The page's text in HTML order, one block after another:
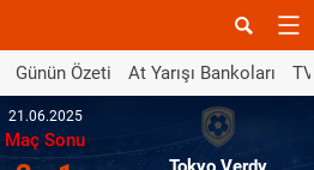
Günün Özeti At Yarışı Bankoları
21.06.2025
Maç Sonu